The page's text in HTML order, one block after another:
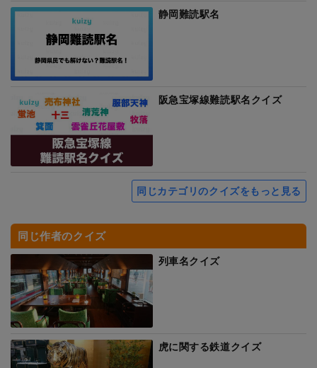
静岡難読駅名
阪急宝塚線難読駅名クイズ
同じカテゴリのクイズをもっと見る
同じ作者のクイズ
列車名クイズ
虎に関する鉄道クイズ